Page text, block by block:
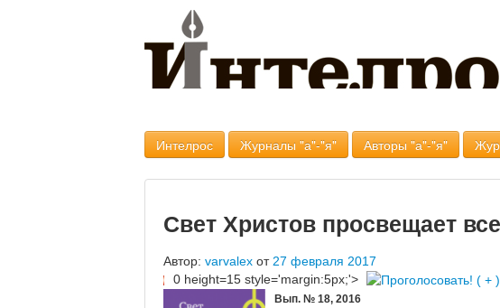
Интелрос Журналы "а"-"я" Авторы "а"-"я"
Свет Христов просвещает
Автор: varvalex от 27 февраля 2017
0 height=15 style='margin:5px;'>
Вып. № 18, 2016